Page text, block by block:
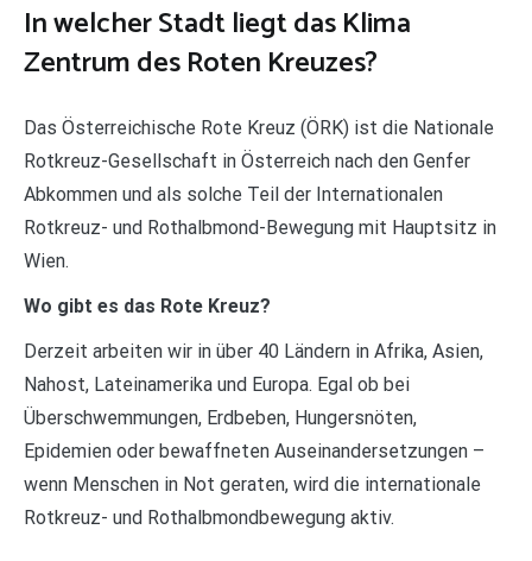
In welcher Stadt liegt das Klima
Zentrum des Roten Kreuzes?
Das Österreichische Rote Kreuz (ÖRK) ist die Nationale
Rotkreuz-Gesellschaft in Österreich nach den Genfer
Abkommen und als solche Teil der Internationalen
Rotkreuz- und Rothalbmond-Bewegung mit Hauptsitz in
Wien.
Wo gibt es das Rote Kreuz?
Derzeit arbeiten wir in über 40 Ländern in Afrika, Asien,
Nahost, Lateinamerika und Europa. Egal ob bei
Überschwemmungen, Erdbeben, Hungersnöten,
Epidemien oder bewaffneten Auseinandersetzungen –
wenn Menschen in Not geraten, wird die internationale
Rotkreuz- und Rothalbmondbewegung aktiv.